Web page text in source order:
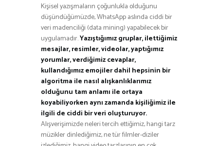
Kişisel yazışmaların çoğunlukla olduğunu
düşündüğümüzde, WhatsApp aslında ciddi bir
veri madenciliği (data mining) yapabilecek bir
uygulamadır.Yazıştığımız gruplar, ilettiğimiz
mesajlar, resimler, videolar, yaptığımız
yorumlar, verdiğimiz cevaplar,
kullandığımız emojiler dahil hepsinin bir
algoritma ile nasıl alışkanlıklarımız
olduğunu tam anlamı ile ortaya
koyabiliyorken aynı zamanda kişiliğimiz ile
ilgili de ciddi bir veri oluşturuyor.
Alışverişimizde neleri tercih ettiğimiz, hangi tarz
müzikler dinlediğimiz, ne tür filmler-diziler